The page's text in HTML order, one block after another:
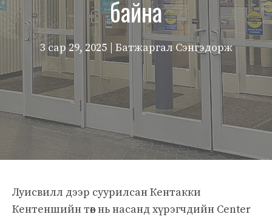
байна
3 сар 29, 2025 | Батжаргал Сэнгэдорж
Луисвилл дээр суурилсан Кентакки
Кентеншийн төв нь насанд хүрэгчдийн Center